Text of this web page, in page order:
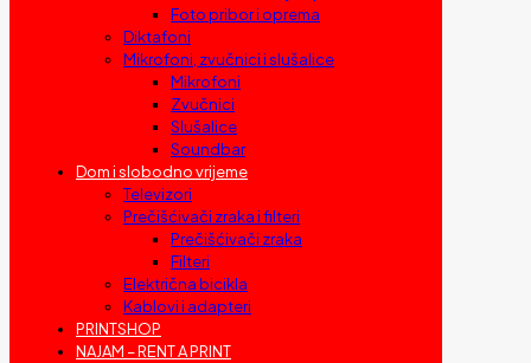
Foto pribor i oprema
Diktafoni
Mikrofoni, zvučnici i slušalice
Mikrofoni
Zvučnici
Slušalice
Soundbar
Dom i slobodno vrijeme
Televizori
Prečišćivači zraka i filteri
Prečišćivači zraka
Filteri
Električna bicikla
Kablovi i adapteri
PRINTSHOP
NAJAM – RENT A PRINT